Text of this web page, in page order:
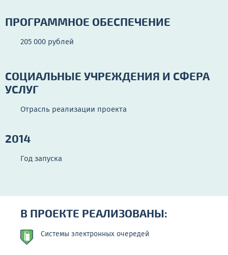
ПРОГРАММНОЕ ОБЕСПЕЧЕНИЕ
205 000 рублей
СОЦИАЛЬНЫЕ УЧРЕЖДЕНИЯ И СФЕРА
УСЛУГ
Отрасль реализации проекта
2014
Год запуска
В ПРОЕКТЕ РЕАЛИЗОВАНЫ:
Системы электронных очередей